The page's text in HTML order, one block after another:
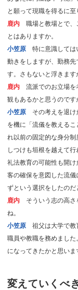
と願って現職を得るに至
鹿内 職場と教場とで、
とはありますか。
小笠原 特に意識しては
動きをしますが、勤務
す。さもないと浮きます
鹿内 流派でのお立場を
観もあるかと思うのです
小笠原 その考えを退け
を機に「流儀を教える
れ以前の固定的な身分
しつけも垣根を越えて
礼法教育の可能性も開
客の確保を意図した流
ずという選択をしたのだ
鹿内 そういう志の高さ
ね。
小笠原 祖父は大学で教
職員や教職を務めまし
になってきたかと思いま
変えていくべ